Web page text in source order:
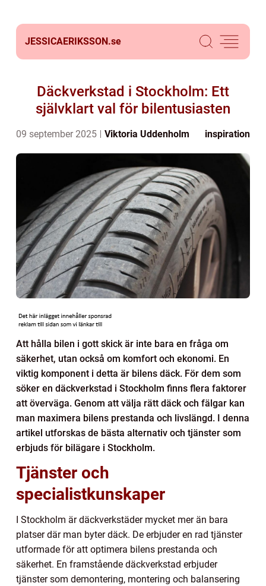
JESSICAERIKSSON.se
Däckverkstad i Stockholm: Ett
självklart val för bilentusiasten
09 september 2025 Viktoria Uddenholm inspiration
Att hålla bilen i gott skick är inte bara en fråga om
säkerhet, utan också om komfort och ekonomi. En
viktig komponent i detta är bilens däck. För dem som
söker en däckverkstad i Stockholm finns flera faktorer
att överväga. Genom att välja rätt däck och fälgar kan
man maximera bilens prestanda och livslängd. I denna
artikel utforskas de bästa alternativ och tjänster som
erbjuds för bilägare i Stockholm.
Tjänster och
specialistkunskaper
I Stockholm är däckverkstäder mycket mer än bara
platser där man byter däck. De erbjuder en rad tjänster
utformade för att optimera bilens prestanda och
säkerhet. En framstående däckverkstad erbjuder
tjänster som demontering, montering och balansering